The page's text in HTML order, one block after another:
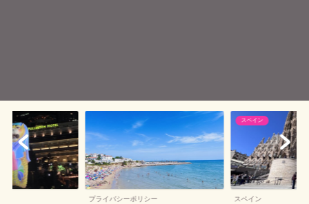
スペイン
バルセロナお土産
バルセロナお土産